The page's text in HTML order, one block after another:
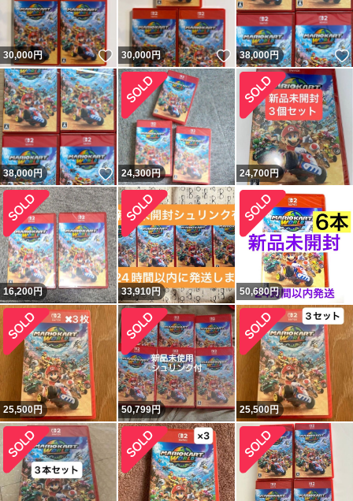
30,000円 いいね！
30,000円 いいね！
38,000円
38,000円 いいね！
24,300円 24,700円
16,200円 33,910円 50,680円
25,500円 50,799円 25,500円